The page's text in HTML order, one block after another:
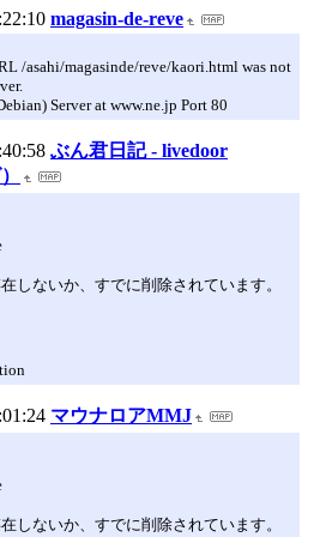
magasin-de-reve
/asahi/magasinde/reve/kaori.html was not
Server at www.ne.jp Port 80
ぶん君日記 - livedoor
しないか、すでに削除されています。
マウナロアMMJ
しないか、すでに削除されています。